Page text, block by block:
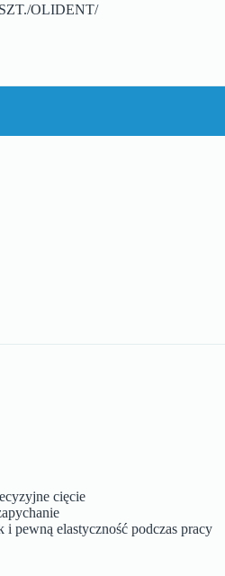
OLIDENT/
cięcie
pewną elastyczność podczas pracy